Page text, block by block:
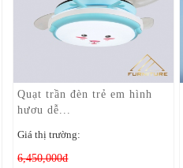
Quạt trần đèn trẻ em hình
hươu dễ...
Giá thị trường:
6,450,000đ